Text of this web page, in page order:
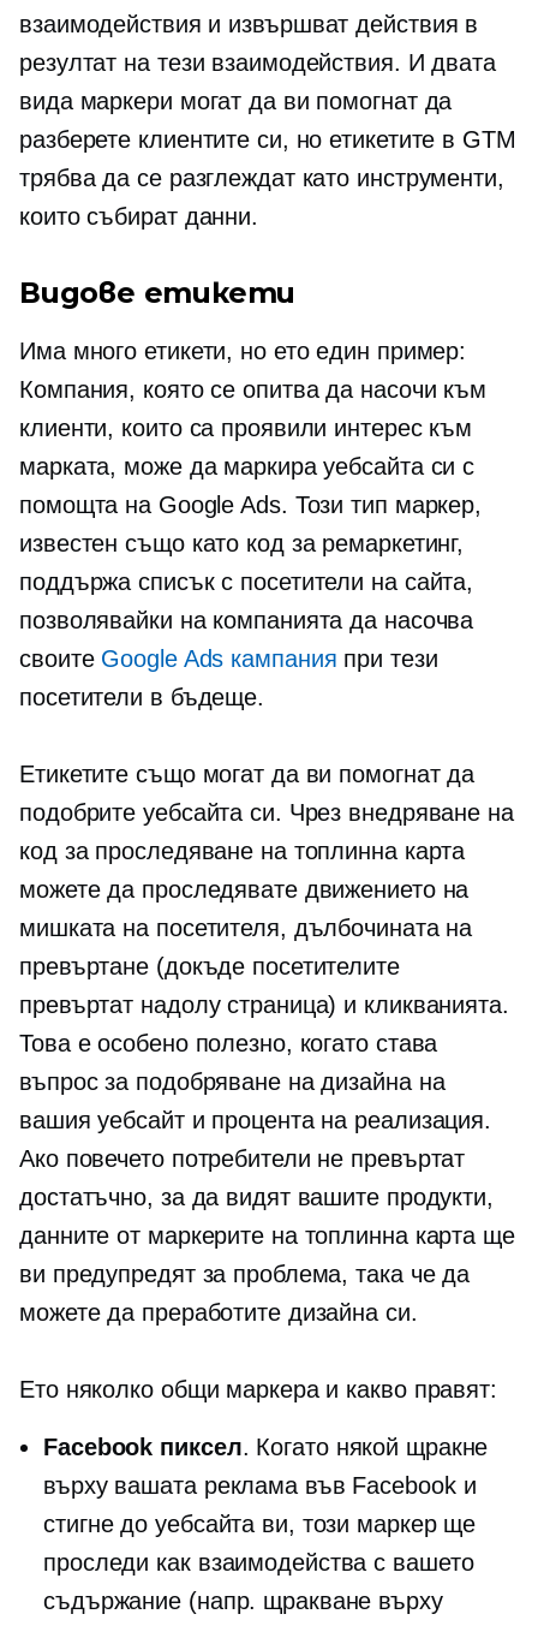
взаимодействия и извършват действия в
резултат на тези взаимодействия. И двата
вида маркери могат да ви помогнат да
разберете клиентите си, но етикетите в GTM
трябва да се разглеждат като инструменти,
които събират данни.
Видове етикети
Има много етикети, но ето един пример:
Компания, която се опитва да насочи към
клиенти, които са проявили интерес към
марката, може да маркира уебсайта си с
помощта на Google Ads. Този тип маркер,
известен също като код за ремаркетинг,
поддържа списък с посетители на сайта,
позволявайки на компанията да насочва
своите Google Ads кампания при тези
посетители в бъдеще.
Етикетите също могат да ви помогнат да
подобрите уебсайта си. Чрез внедряване на
код за проследяване на топлинна карта
можете да проследявате движението на
мишката на посетителя, дълбочината на
превъртане (докъде посетителите
превъртат надолу страница) и кликванията.
Това е особено полезно, когато става
въпрос за подобряване на дизайна на
вашия уебсайт и процента на реализация.
Ако повечето потребители не превъртат
достатъчно, за да видят вашите продукти,
данните от маркерите на топлинна карта ще
ви предупредят за проблема, така че да
можете да преработите дизайна си.
Ето няколко общи маркера и какво правят:
Facebook пиксел. Когато някой щракне
върху вашата реклама във Facebook и
стигне до уебсайта ви, този маркер ще
проследи как взаимодейства с вашето
съдържание (напр. щракване върху